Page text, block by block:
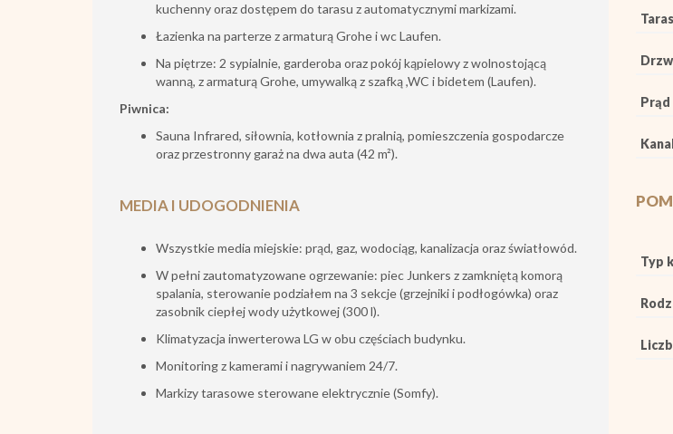
kuchenny oraz dostępem do tarasu z automatycznymi markizami.
Łazienka na parterze z armaturą Grohe i wc Laufen.
Na piętrze: 2 sypialnie, garderoba oraz pokój kąpielowy z wolnostojącą
wanną, z armaturą Grohe, umywalką z szafką ,WC i bidetem (Laufen).
Piwnica:
Sauna Infrared, siłownia, kotłownia z pralnią, pomieszczenia gospodarcze
oraz przestronny garaż na dwa auta (42 m²).
MEDIA I UDOGODNIENIA
Wszystkie media miejskie: prąd, gaz, wodociąg, kanalizacja oraz światłowód.
W pełni zautomatyzowane ogrzewanie: piec Junkers z zamkniętą komorą
spalania, sterowanie podziałem na 3 sekcje (grzejniki i podłogówka) oraz
zasobnik ciepłej wody użytkowej (300 l).
Klimatyzacja inwerterowa LG w obu częściach budynku.
Monitoring z kamerami i nagrywaniem 24/7.
Markizy tarasowe sterowane elektrycznie (Somfy).
Prąd
Typ